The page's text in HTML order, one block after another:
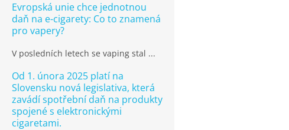
Evropská unie chce jednotnou
daň na e-cigarety: Co to znamená
pro vapery?
V posledních letech se vaping stal ...
Od 1. února 2025 platí na
Slovensku nová legislativa, která
zavádí spotřební daň na produkty
spojené s elektronickými
cigaretami.